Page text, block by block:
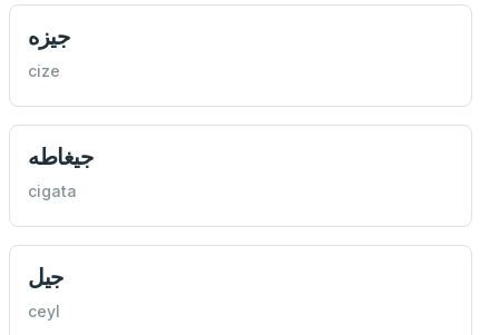
جيزه
cize
جيغاطه
cigata
جيل
ceyl